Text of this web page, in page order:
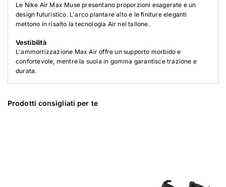
Le Nike Air Max Muse presentano proporzioni esagerate e un
design futuristico. L'arco plantare alto e le finiture eleganti
mettono in risalto la tecnologia Air nel tallone.
Vestibilità
L'ammortizzazione Max Air offre un supporto morbido e
confortevole, mentre la suola in gomma garantisce trazione e
durata.
Prodotti consigliati per te